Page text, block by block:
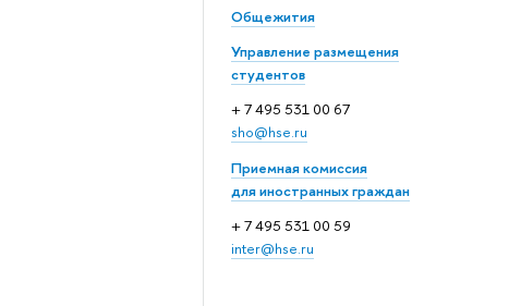
Общежития
Управление размещения
студентов
+ 7 495 531 00 67
sho@hse.ru
Приемная комиссия
для иностранных граждан
+ 7 495 531 00 59
inter@hse.ru